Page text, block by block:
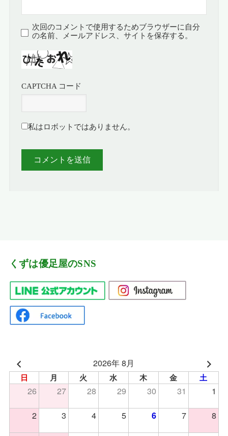
次回のコメントで使用するためブラウザーに自分
の名前、メールアドレス、サイトを保存する。
CAPTCHA コード
私はロボットではありません。
くずは優足屋のSNS
2026年 8月
日 月 火 水 木 金 土
26 27 28 29 30 31
1
2
3 4 5 6 7
8